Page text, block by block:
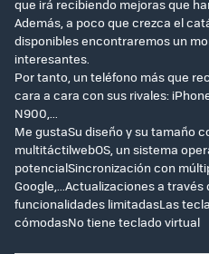
que irá recibiendo mejoras que
Además, a poco que crezca el
disponibles encontraremos un
interesantes.
Por tanto, un teléfono más que
cara a cara con sus rivales:
N900,...
Me gustaSu diseño y su tamaño
multitáctilwebOS, un sistema
potencialSincronización con
Google,...Actualizaciones a
funcionalidades limitadasLas
cómodasNo tiene teclado virtual